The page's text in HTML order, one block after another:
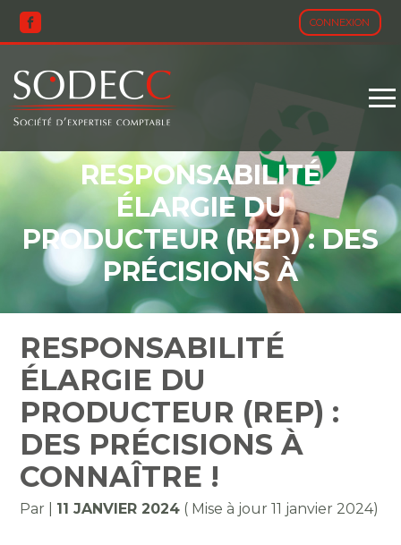
CONNEXION
Aller
au
RESPONSABILITÉ
ÉLARGIE DU
PRODUCTEUR (REP) : DES
PRÉCISIONS À
CONNAÎTRE !
RESPONSABILITÉ
ÉLARGIE DU
PRODUCTEUR (REP) :
DES PRÉCISIONS À
CONNAÎTRE !
Par 11 JANVIER 2024 ( Mise à jour 11 janvier 2024)